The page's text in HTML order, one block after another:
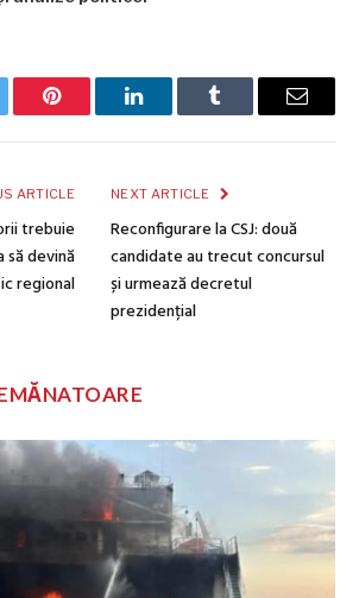
Pinterest LinkedInTumblr Email
ARTICLE
trebuie
devină
regional
NEXT ARTICLE
Reconfigurare la CSJ: două
candidate au trecut concursul
și urmează decretul
prezidențial